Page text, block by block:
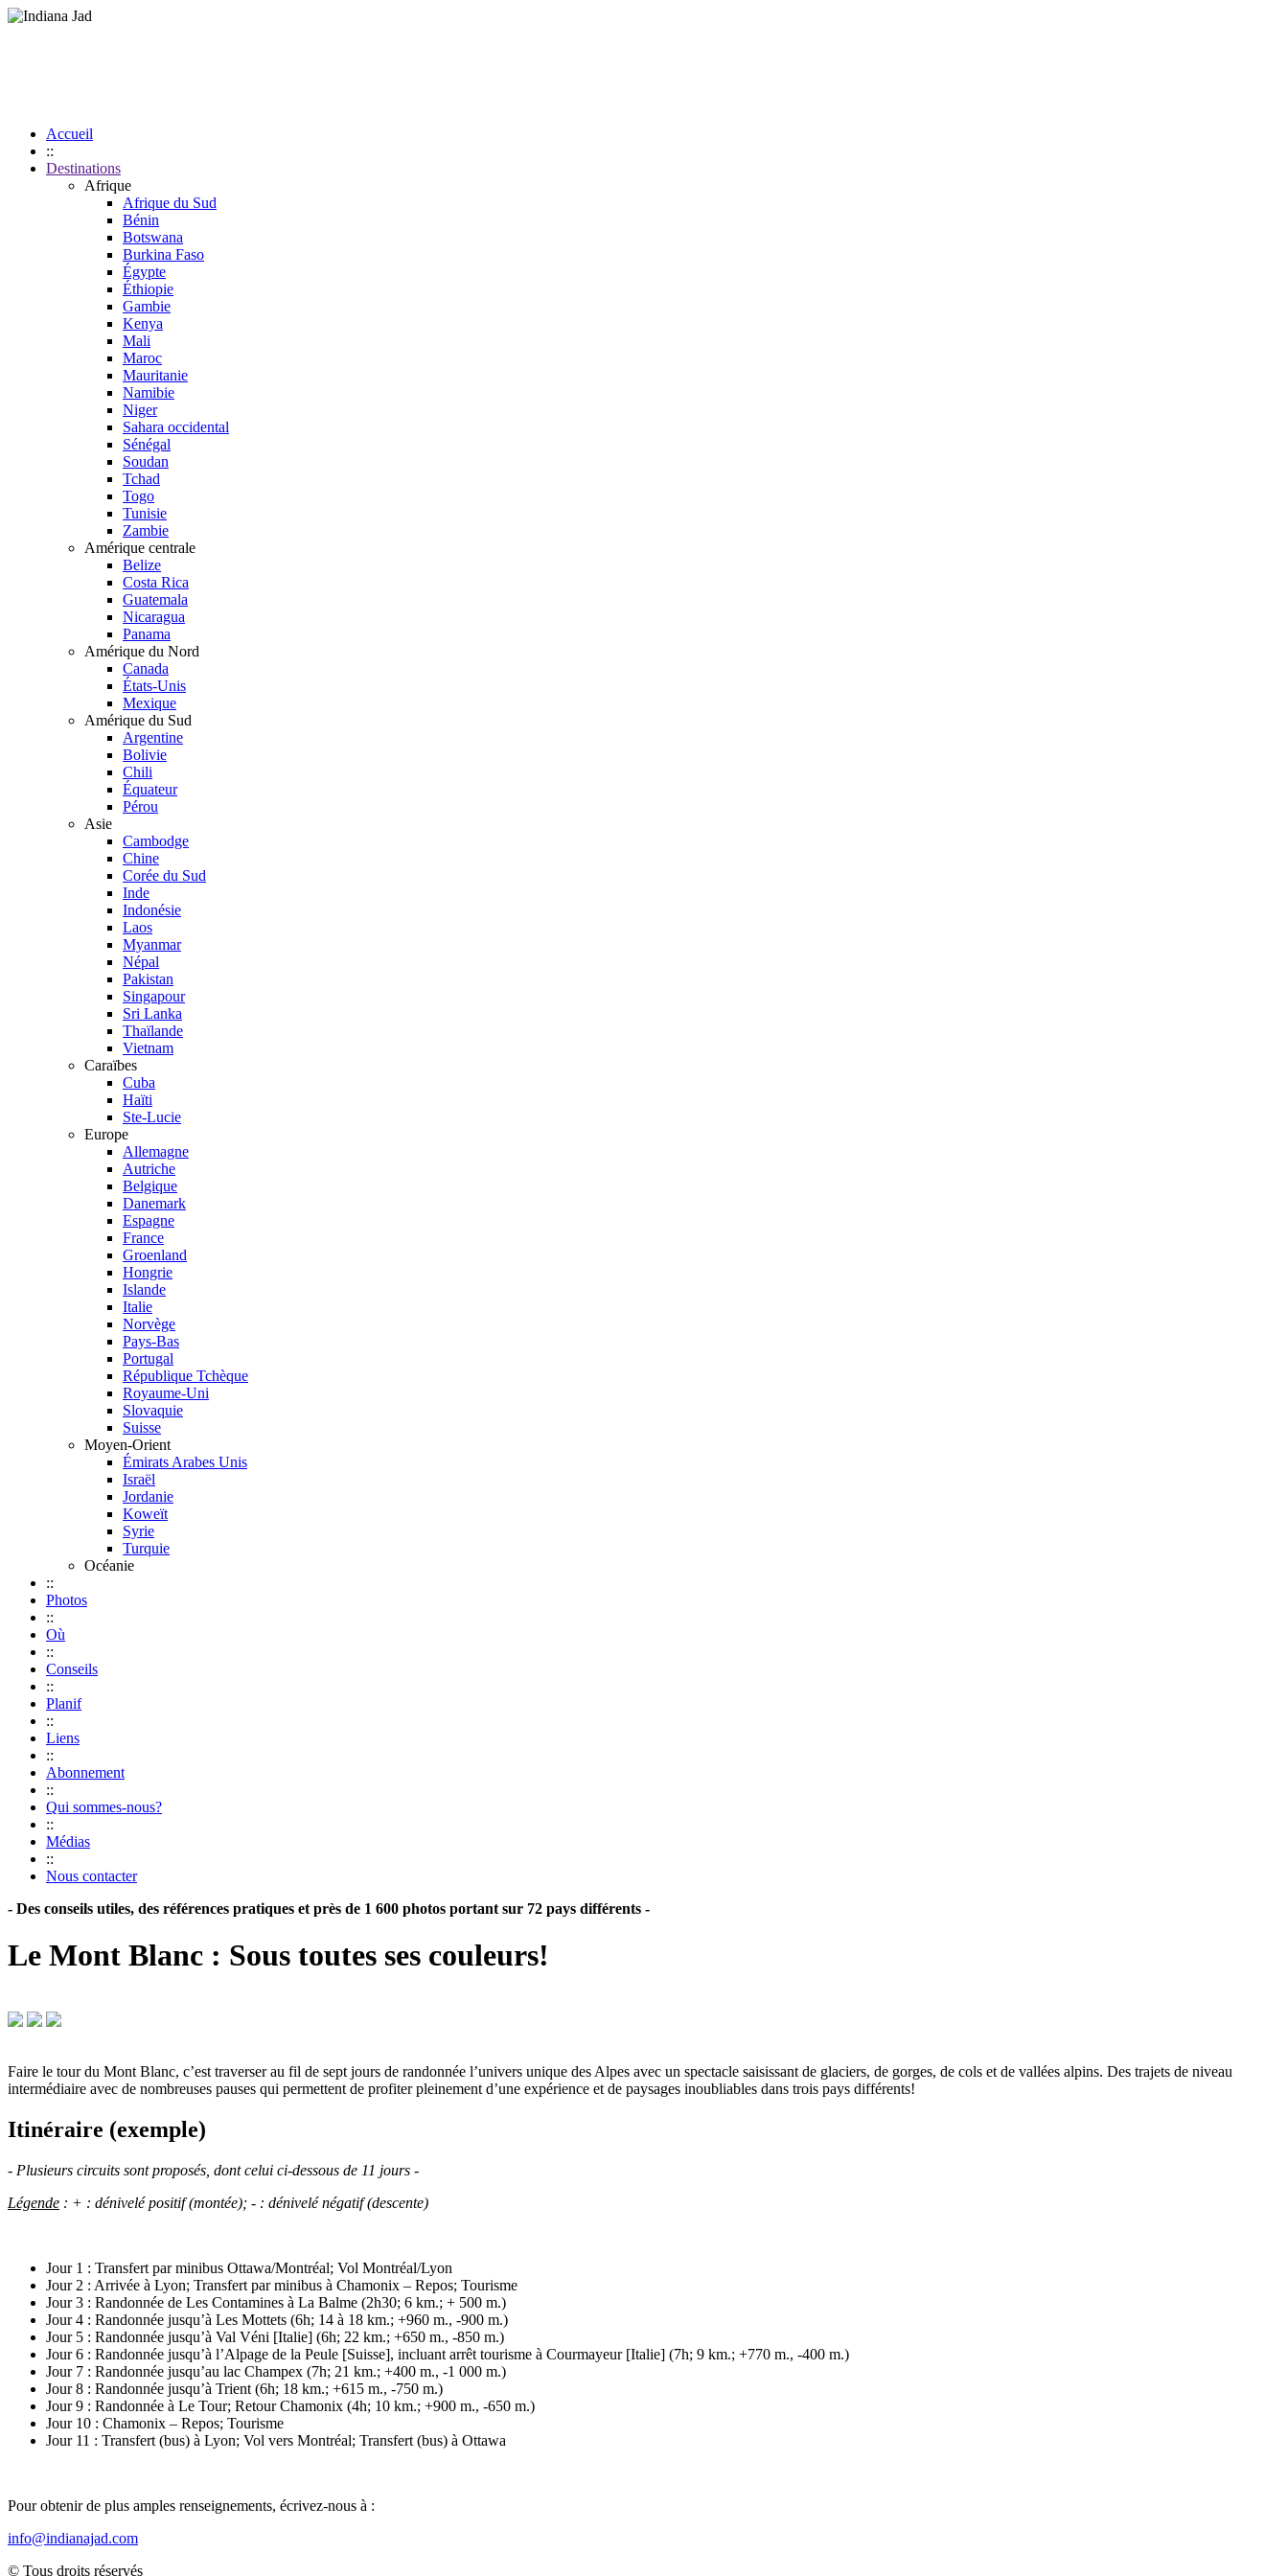
Accueil
::
Destinations
Afrique
Afrique du Sud
Bénin
Botswana
Burkina Faso
Égypte
Éthiopie
Gambie
Kenya
Mali
Maroc
Mauritanie
Namibie
Niger
Sahara occidental
Sénégal
Soudan
Tchad
Togo
Tunisie
Zambie
Amérique centrale
Belize
Costa Rica
Guatemala
Nicaragua
Panama
Amérique du Nord
Canada
États-Unis
Mexique
Amérique du Sud
Argentine
Bolivie
Chili
Équateur
Pérou
Asie
Cambodge
Chine
Corée du Sud
Inde
Indonésie
Laos
Myanmar
Népal
Pakistan
Singapour
Sri Lanka
Thaïlande
Vietnam
Caraïbes
Cuba
Haïti
Ste-Lucie
Europe
Allemagne
Autriche
Belgique
Danemark
Espagne
France
Groenland
Hongrie
Islande
Italie
Norvège
Pays-Bas
Portugal
République Tchèque
Royaume-Uni
Slovaquie
Suisse
Moyen-Orient
Émirats Arabes Unis
Israël
Jordanie
Koweït
Syrie
Turquie
Océanie
::
Photos
::
Où
::
Conseils
::
Planif
::
Liens
::
Abonnement
::
Qui sommes-nous?
::
Médias
::
Nous contacter
- Des conseils utiles, des références pratiques et près de 1 600 photos portant sur 72 pays différents -
Le Mont Blanc : Sous toutes ses couleurs!
Faire le tour du Mont Blanc, c’est traverser au fil de sept jours de randonnée l’univers unique des Alpes avec un spectacle saisissant de glaciers, de gorges, de cols et de vallées alpins. Des trajets de niveau
intermédiaire avec de nombreuses pauses qui permettent de profiter pleinement d’une expérience et de paysages inoubliables dans trois pays différents!
Itinéraire (exemple)
- Plusieurs circuits sont proposés, dont celui ci-dessous de 11 jours -
Légende : + : dénivelé positif (montée); - : dénivelé négatif (descente)
Jour 1 : Transfert par minibus Ottawa/Montréal; Vol Montréal/Lyon
Jour 2 : Arrivée à Lyon; Transfert par minibus à Chamonix – Repos; Tourisme
Jour 3 : Randonnée de Les Contamines à La Balme (2h30; 6 km.; + 500 m.)
Jour 4 : Randonnée jusqu’à Les Mottets (6h; 14 à 18 km.; +960 m., -900 m.)
Jour 5 : Randonnée jusqu’à Val Véni [Italie] (6h; 22 km.; +650 m., -850 m.)
Jour 6 : Randonnée jusqu’à l’Alpage de la Peule [Suisse], incluant arrêt tourisme à Courmayeur [Italie] (7h; 9 km.; +770 m., -400 m.)
Jour 7 : Randonnée jusqu’au lac Champex (7h; 21 km.; +400 m., -1 000 m.)
Jour 8 : Randonnée jusqu’à Trient (6h; 18 km.; +615 m., -750 m.)
Jour 9 : Randonnée à Le Tour; Retour Chamonix (4h; 10 km.; +900 m., -650 m.)
Jour 10 : Chamonix – Repos; Tourisme
Jour 11 : Transfert (bus) à Lyon; Vol vers Montréal; Transfert (bus) à Ottawa
Pour obtenir de plus amples renseignements, écrivez-nous à :
info@indianajad.com
© Tous droits réservés